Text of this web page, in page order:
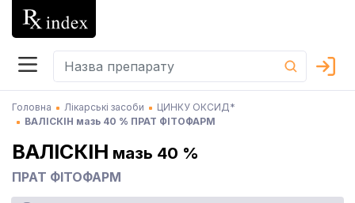
Головна Лікарські засоби
ЦИНКУ ОКСИД*
ВАЛІСКІН мазь 40 % ПРАТ ФІТОФАРМ
ВАЛІСКІН мазь 40 %
ПРАТ ФІТОФАРМ